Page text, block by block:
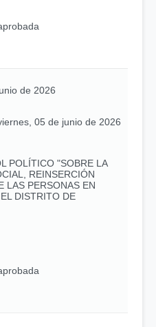
de 2026
05 de junio de 2026
POLÍTICO "SOBRE LA
REINSERCIÓN
LAS PERSONAS EN
DISTRITO DE